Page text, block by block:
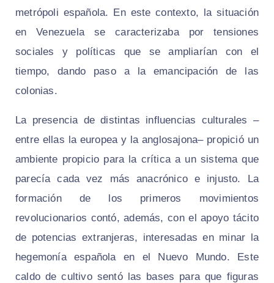
metrópoli española. En este contexto, la situación
en Venezuela se caracterizaba por tensiones
sociales y políticas que se ampliarían con el
tiempo, dando paso a la emancipación de las
colonias.
La presencia de distintas influencias culturales –
entre ellas la europea y la anglosajona– propició un
ambiente propicio para la crítica a un sistema que
parecía cada vez más anacrónico e injusto. La
formación de los primeros movimientos
revolucionarios contó, además, con el apoyo tácito
de potencias extranjeras, interesadas en minar la
hegemonía española en el Nuevo Mundo. Este
caldo de cultivo sentó las bases para que figuras